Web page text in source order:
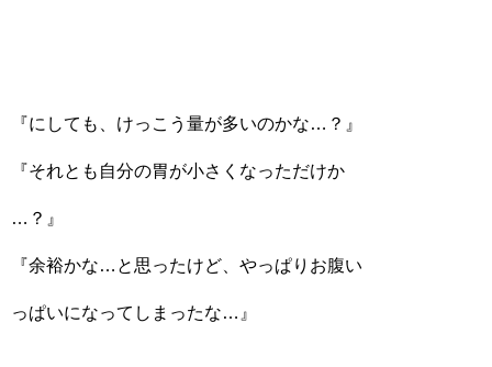
『にしても、けっこう量が多いのかな…？』
『それとも自分の胃が小さくなっただけか
…？』
『余裕かな…と思ったけど、やっぱりお腹い
っぱいになってしまったな…』